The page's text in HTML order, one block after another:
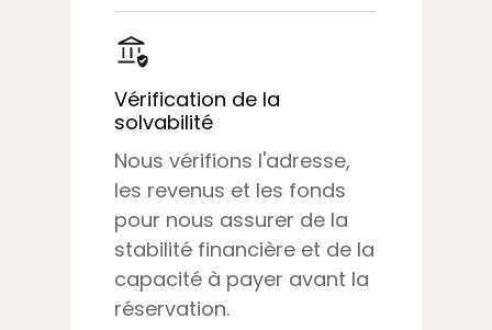
Nous vérifions l'adresse,
les revenus et les fonds
pour nous assurer de la
stabilité financière et de la
capacité à payer avant la
réservation.
Vérification de la
solvabilité